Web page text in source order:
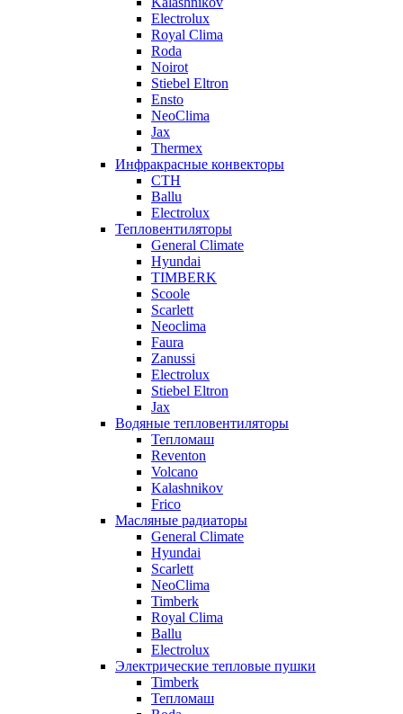
Electrolux
Royal Clima
Roda
Noirot
Stiebel Eltron
Ensto
NeoClima
Jax
Thermex
Инфракрасные конвекторы
CTH
Ballu
Electrolux
Тепловентиляторы
General Climate
Hyundai
TIMBERK
Scoole
Scarlett
Neoclima
Faura
Zanussi
Electrolux
Stiebel Eltron
Jax
Водяные тепловентиляторы
Тепломаш
Reventon
Volcano
Kalashnikov
Frico
Масляные радиаторы
General Climate
Hyundai
Scarlett
NeoClima
Timberk
Royal Clima
Ballu
Electrolux
Электрические тепловые пушки
Timberk
Тепломаш